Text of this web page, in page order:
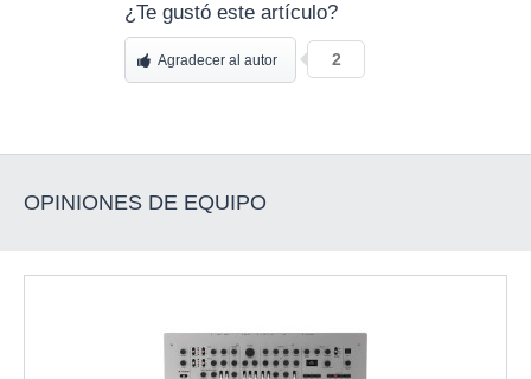
¿Te gustó este artículo?
Agradecer al autor 2
OPINIONES DE EQUIPO